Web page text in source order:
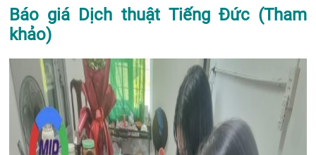
Báo giá Dịch thuật Tiếng Đức (Tham
khảo)